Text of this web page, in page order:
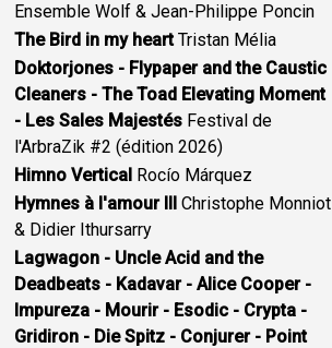
Ensemble Wolf & Jean-Philippe Poncin
The Bird in my heartTristan Mélia
Doktorjones - Flypaper and the Caustic
Cleaners - The Toad Elevating Moment
- Les Sales Majestés Festival de
l'ArbraZik #2 (édition 2026)
Himno Vertical Rocío Márquez
Hymnes à l'amour III Christophe Monniot
& Didier Ithursarry
Lagwagon - Uncle Acid and the
Deadbeats - Kadavar - Alice Cooper -
Impureza - Mourir - Esodic - Crypta -
Gridiron - Die Spitz - Conjurer - Point